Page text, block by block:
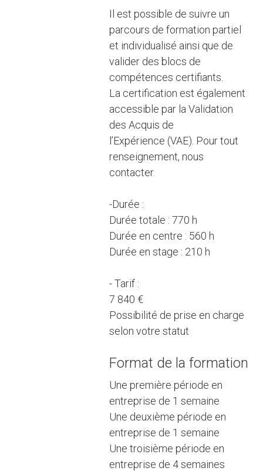
Il est possible de suivre un
parcours de formation partiel
et individualisé ainsi que de
valider des blocs de
compétences certifiants.
La certification est également
accessible par la Validation
des Acquis de
l’Expérience (VAE). Pour tout
renseignement, nous
contacter.
-Durée :
Durée totale : 770 h
Durée en centre : 560 h
Durée en stage : 210 h
- Tarif :
7 840 €
Possibilité de prise en charge
selon votre statut
Format de la formation
Une première période en
entreprise de 1 semaine
Une deuxième période en
entreprise de 1 semaine
Une troisième période en
entreprise de 4 semaines